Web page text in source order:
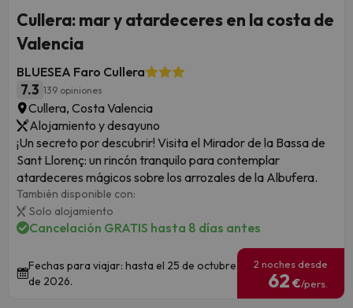
Cullera: mar y atardeceres en la costa de
Valencia
BLUESEA Faro Cullera
7.3 139 opiniones
Cullera, Costa Valencia
Alojamiento y desayuno
¡Un secreto por descubrir! Visita el Mirador de la Bassa de
Sant Llorenç: un rincón tranquilo para contemplar
atardeceres mágicos sobre los arrozales de la Albufera.
También disponible con:
Solo alojamiento
Cancelación GRATIS hasta 8 días antes
Fechas para viajar: hasta el 25 de octubre
de 2026.
2 noches desde
62 €/pers.